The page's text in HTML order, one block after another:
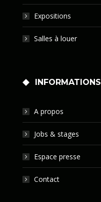
Expositions
Salles à louer
INFORMATIONS
A propos
Jobs & stages
Espace presse
Contact